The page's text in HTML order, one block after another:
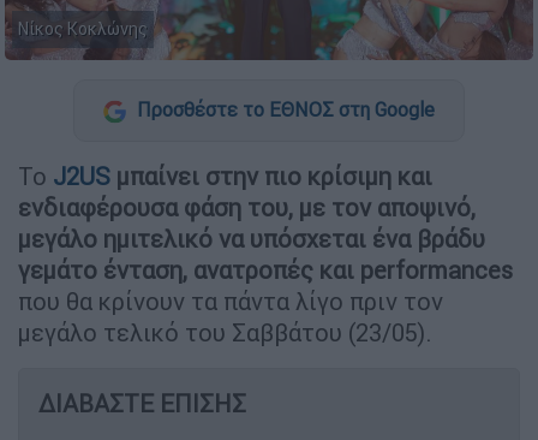
Νίκος Κοκλώνης
Προσθέστε το ΕΘΝΟΣ στη Google
Το J2US μπαίνει στην πιο κρίσιμη και
ενδιαφέρουσα φάση του, με τον αποψινό,
μεγάλο ημιτελικό να υπόσχεται ένα βράδυ
γεμάτο ένταση, ανατροπές και performances
που θα κρίνουν τα πάντα λίγο πριν τον
μεγάλο τελικό του Σαββάτου (23/05).
ΔΙΑΒΑΣΤΕ ΕΠΙΣΗΣ